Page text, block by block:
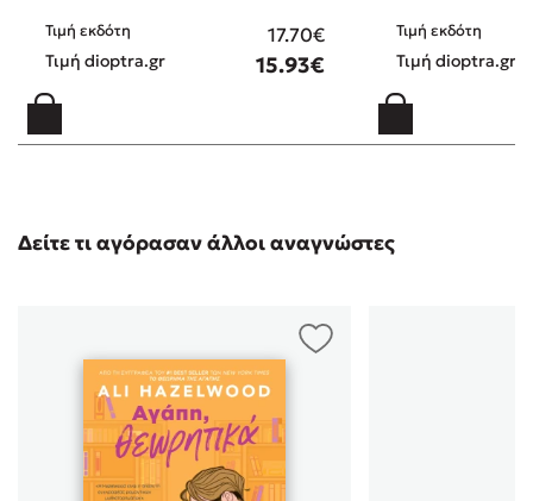
Τιμή εκδότη 17.70€
Τιμή dioptra.gr 15.93€
Τιμή εκδότη
Τιμή dioptra.gr
Δείτε τι αγόρασαν άλλοι αναγνώστες